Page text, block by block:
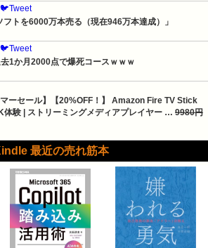
🐦Tweet
トを6000万本売る（現在946万本達成）」
🐦Tweet
1か月2000点で爆死コースｗｗｗ
ーセール】【20%OFF！】 Amazon Fire TV Stick
験 | ストリーミングメディアプレイヤー … 9980円
最近の売れ筋本